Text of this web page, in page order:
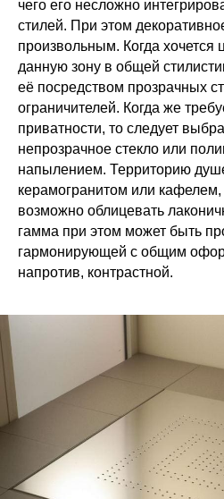
чего его несложно
стилей. При этом
произвольным. Когда хочется
данную зону в общей
её посредством прозрачных
ограничителей. Когда же
приватности, то следует
непрозрачное стекло или
напылением. Территорию
керамогранитом или
возможно облицевать
гамма при этом может быть
гармонирующей с общим
напротив, контрастной.